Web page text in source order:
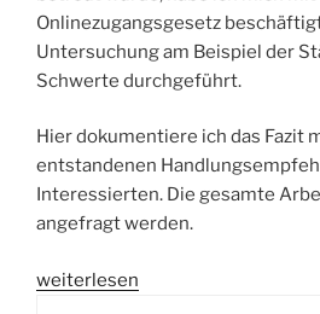
Onlinezugangsgesetz
Untersuchung am Beispiel der
Schwerte durchgeführt.
Hier dokumentiere ich das Fazit
entstandenen
Interessierten. Die gesamte
angefragt werden.
„Erfolgreiche
weiterlesen